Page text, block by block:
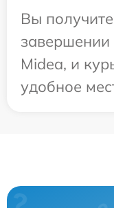
Вы
завершении
Midea, и
удобное